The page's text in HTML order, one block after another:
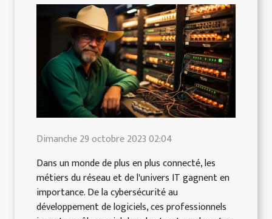
Dimanche 29 octobre 2023 02:04
Dans un monde de plus en plus connecté, les
métiers du réseau et de l'univers IT gagnent en
importance. De la cybersécurité au
développement de logiciels, ces professionnels